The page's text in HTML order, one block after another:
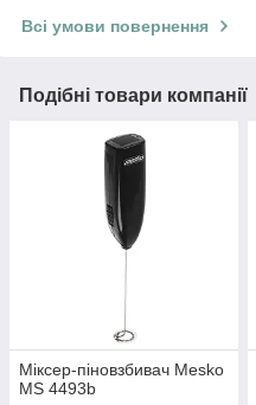
Всі умови повернення
Подібні товари компанії
Міксер-піновзбивач Mesko
MS 4493b